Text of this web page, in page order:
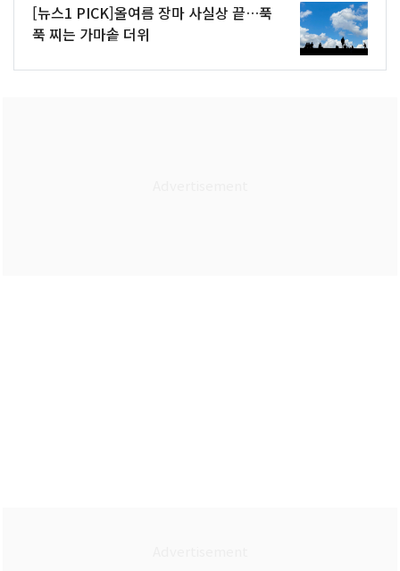
[뉴스1 PICK]올여름 장마 사실상 끝…푹
푹 찌는 가마솥 더위